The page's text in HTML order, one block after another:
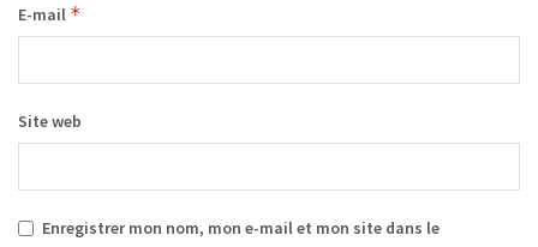
E-mail *
Site web
Enregistrer mon nom, mon e-mail et mon site dans le